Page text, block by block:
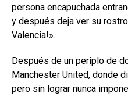
persona encapuchada
y después deja ver su
Valencia!».
Después de un periplo de
Manchester United, donde
pero sin lograr nunca